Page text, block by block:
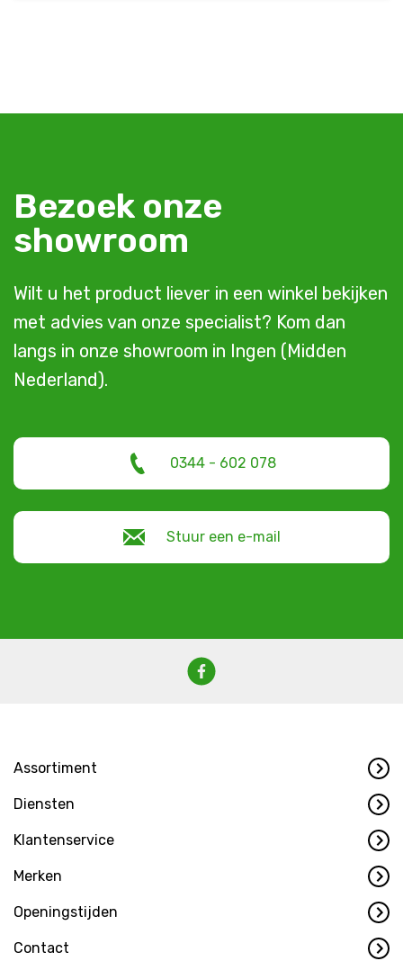
Bezoek onze
showroom
Wilt u het product liever in een winkel bekijken
met advies van onze specialist? Kom dan
langs in onze showroom in Ingen (Midden
Nederland).
0344 - 602 078
Stuur een e-mail
Assortiment
Diensten
Klantenservice
Merken
Openingstijden
Contact